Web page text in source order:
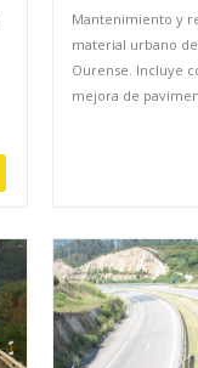
Mantenimiento y
material urbano
Ourense. Incluye
mejora de